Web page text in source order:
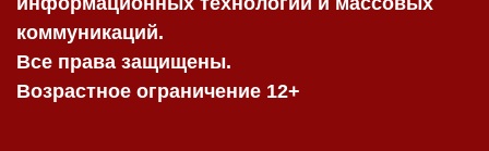
коммуникаций.
Все права защищены.
Возрастное ограничение 12+